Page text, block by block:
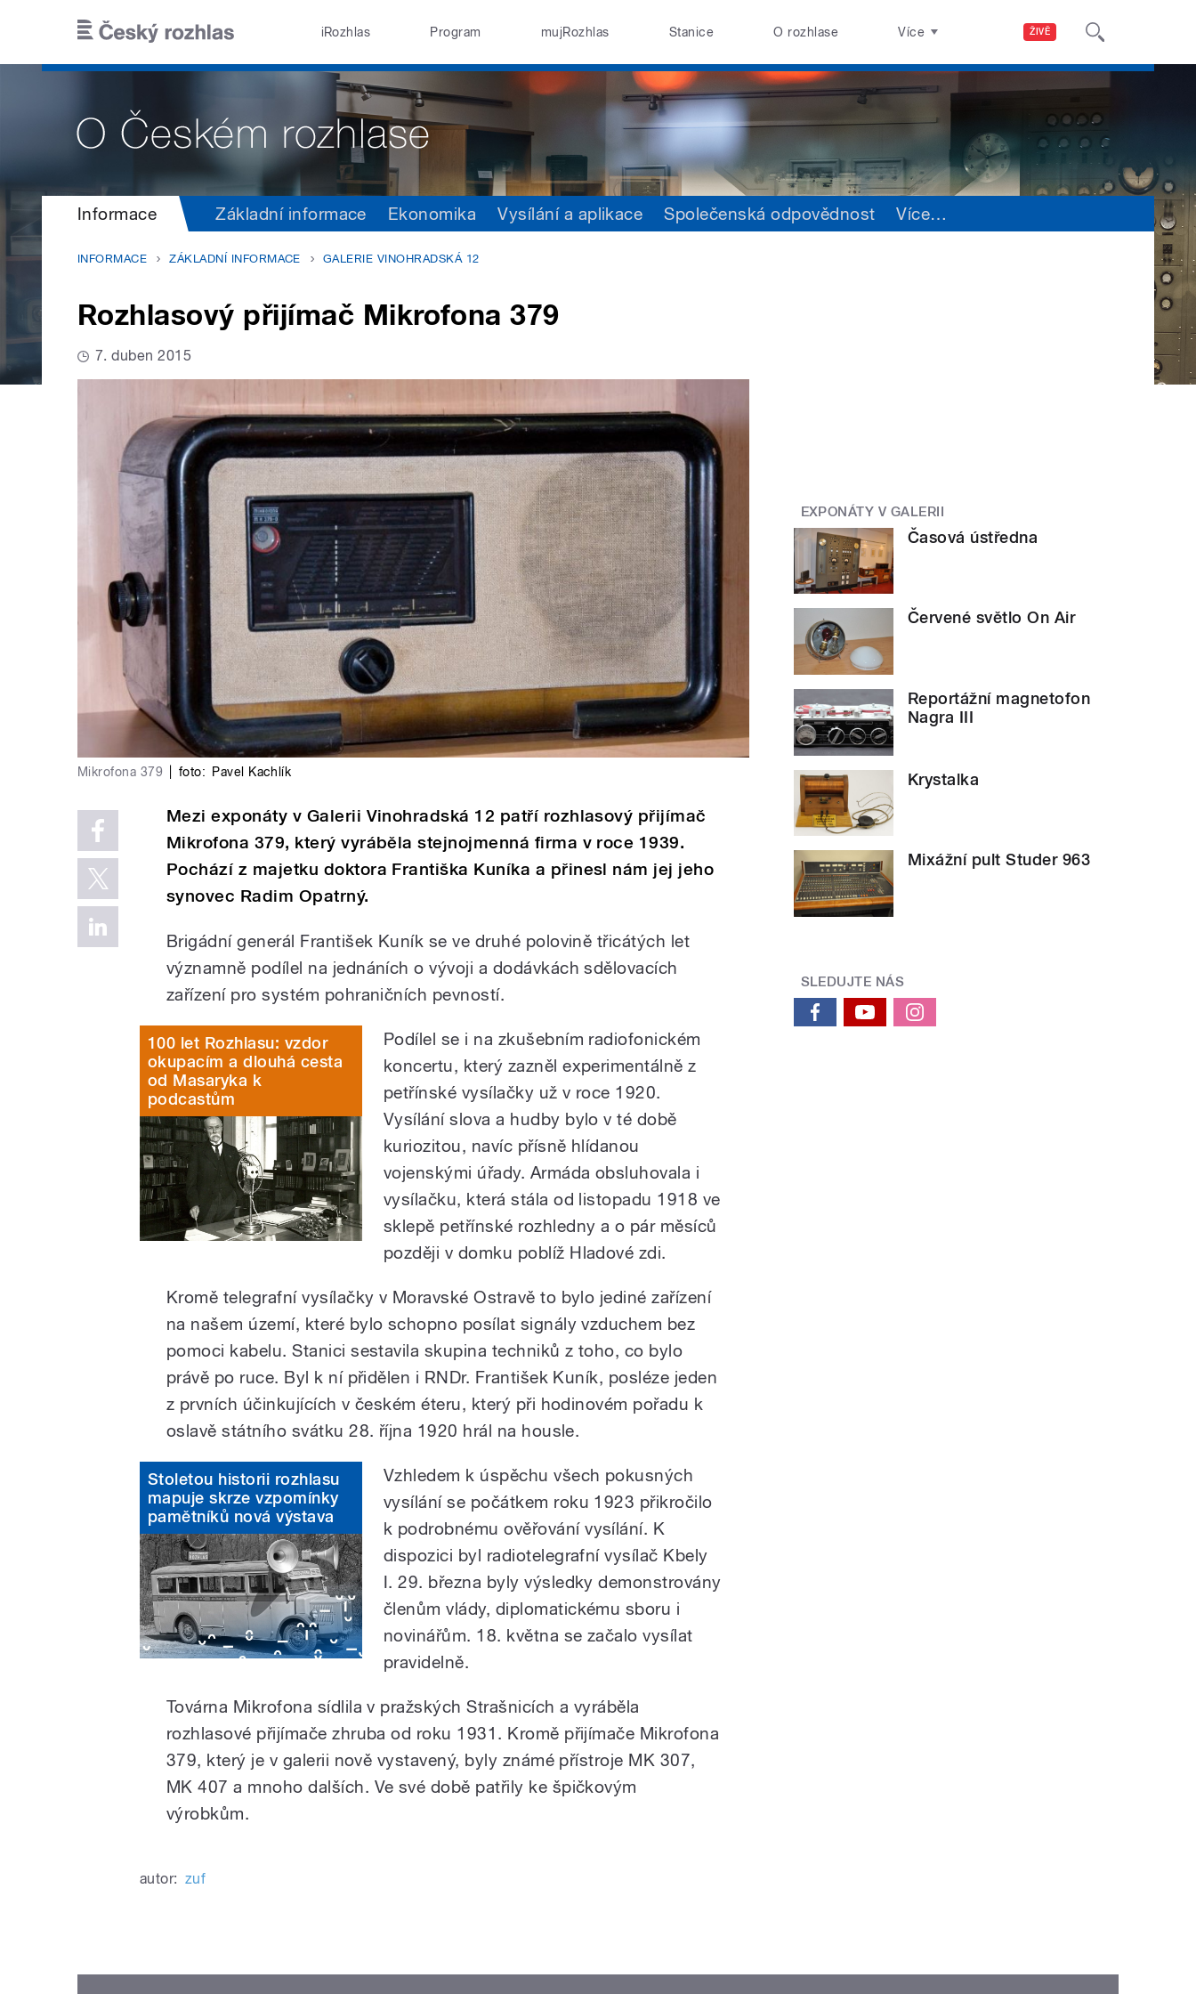
ŽIVĚ
iRozhlas Program mujRozhlas Stanice O rozhlase Více
Informace Základní informace Ekonomika Vysílání a aplikace Společenská odpovědnost Více…
INFORMACE ZÁKLADNÍ INFORMACE GALERIE VINOHRADSKÁ 12
Rozhlasový přijímač Mikrofona 379
7. duben 2015
Mikrofona 379 foto: Pavel Kachlík
Mezi exponáty v Galerii Vinohradská 12 patří rozhlasový přijímač
Mikrofona 379, který vyráběla stejnojmenná firma v roce 1939.
Pochází z majetku doktora Františka Kuníka a přinesl nám jej jeho
synovec Radim Opatrný.
Brigádní generál František Kuník se ve druhé polovině třicátých let
významně podílel na jednáních o vývoji a dodávkách sdělovacích
zařízení pro systém pohraničních pevností.
100 let Rozhlasu: vzdor
okupacím a dlouhá cesta
od Masaryka k
podcastům
Podílel se i na zkušebním radiofonickém
koncertu, který zazněl experimentálně z
petřínské vysílačky už v roce 1920.
Vysílání slova a hudby bylo v té době
kuriozitou, navíc přísně hlídanou
vojenskými úřady. Armáda obsluhovala i
vysílačku, která stála od listopadu 1918 ve
sklepě petřínské rozhledny a o pár měsíců
později v domku poblíž Hladové zdi.
Kromě telegrafní vysílačky v Moravské Ostravě to bylo jediné zařízení
na našem území, které bylo schopno posílat signály vzduchem bez
pomoci kabelu. Stanici sestavila skupina techniků z toho, co bylo
právě po ruce. Byl k ní přidělen i RNDr. František Kuník, posléze jeden
z prvních účinkujících v českém éteru, který při hodinovém pořadu k
oslavě státního svátku 28. října 1920 hrál na housle.
Stoletou historii rozhlasu
mapuje skrze vzpomínky
pamětníků nová výstava
Vzhledem k úspěchu všech pokusných
vysílání se počátkem roku 1923 přikročilo
k podrobnému ověřování vysílání. K
dispozici byl radiotelegrafní vysílač Kbely
I. 29. března byly výsledky demonstrovány
členům vlády, diplomatickému sboru i
novinářům. 18. května se začalo vysílat
pravidelně.
Továrna Mikrofona sídlila v pražských Strašnicích a vyráběla
rozhlasové přijímače zhruba od roku 1931. Kromě přijímače Mikrofona
379, který je v galerii nově vystavený, byly známé přístroje MK 307,
MK 407 a mnoho dalších. Ve své době patřily ke špičkovým
výrobkům.
autor: zuf
EXPONÁTY V GALERII
Časová ústředna
Červené světlo On Air
Reportážní magnetofon
Nagra III
Krystalka
Mixážní pult Studer 963
SLEDUJTE NÁS